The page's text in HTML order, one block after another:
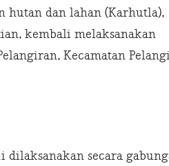
hutan dan lahan (Karhutla),
kembali melaksanakan
Kecamatan
dilaksanakan secara